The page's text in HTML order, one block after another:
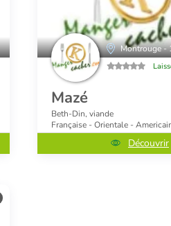
Montrouge -
Mazé
Beth-Din, viande
Française - Orientale -
Découvrir